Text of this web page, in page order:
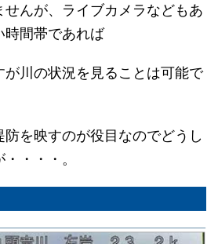
んが、ライブカメラなどもあ
時間帯であれば
が川の状況を見ることは可能で
を映すのが役目なのでどうし
・・・。